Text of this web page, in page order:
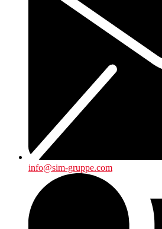
info@sim-gruppe.com